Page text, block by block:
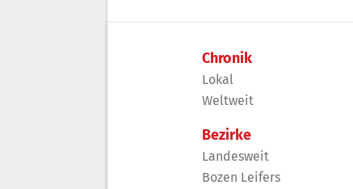
Chronik
Lokal
Weltweit
Bezirke
Landesweit
Bozen Leifers